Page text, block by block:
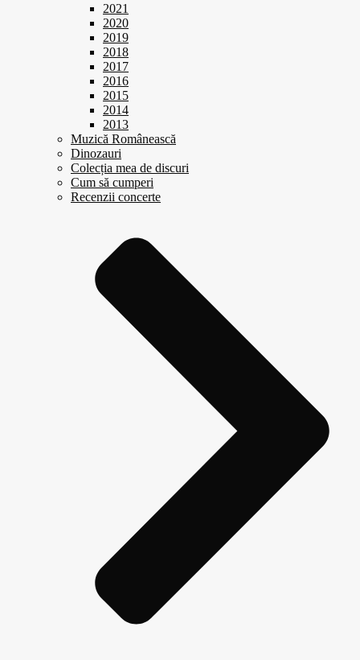
2021
2020
2019
2018
2017
2016
2015
2014
2013
Muzică Românească
Dinozauri
Colecția mea de discuri
Cum să cumperi
Recenzii concerte